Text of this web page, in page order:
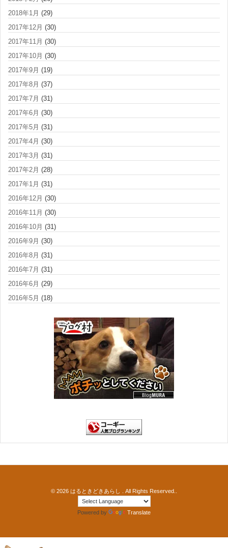
2018年1月 (29)
2017年12月 (30)
2017年11月 (30)
2017年10月 (30)
2017年9月 (19)
2017年8月 (37)
2017年7月 (31)
2017年6月 (30)
2017年5月 (31)
2017年4月 (30)
2017年3月 (31)
2017年2月 (28)
2017年1月 (31)
2016年12月 (30)
2016年11月 (30)
2016年10月 (31)
2016年9月 (30)
2016年8月 (31)
2016年7月 (31)
2016年6月 (29)
2016年5月 (18)
© 2026 はるときどきあらし . All Rights Reserved..
Powered by Translate